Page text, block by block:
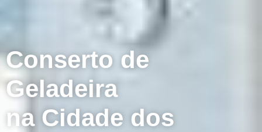
Conserto de
Geladeira
na Cidade dos